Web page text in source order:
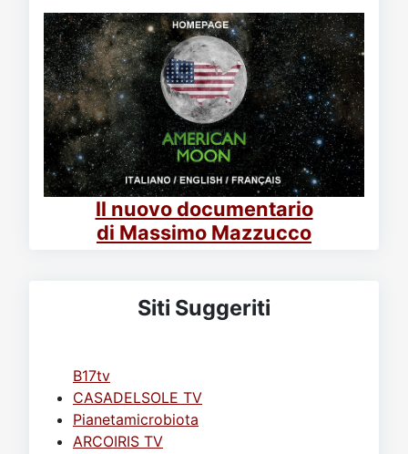
Il nuovo documentario
di Massimo Mazzucco
Siti Suggeriti
B17tv
CASADELSOLE TV
Pianetamicrobiota
ARCOIRIS TV